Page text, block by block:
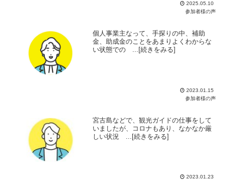
2025.05.10
参加者様の声
個人事業主なって、手探りの中、補助
金、助成金のことをあまりよくわからな
い状態での ...[続きをみる]
2023.01.15
参加者様の声
宮古島などで、観光ガイドの仕事をして
いましたが、コロナもあり、なかなか厳
しい状況 ...[続きをみる]
2023.01.23